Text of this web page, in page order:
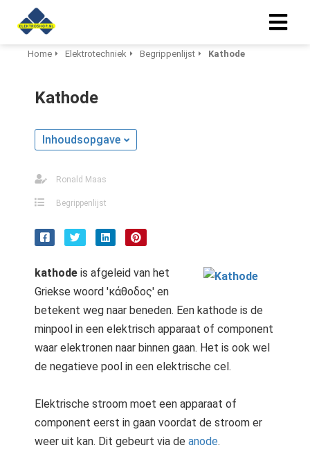
Home Elektrotechniek Begrippenlijst Kathode
Kathode
Inhoudsopgave
Ronald Maas
Begrippenlijst
kathode is afgeleid van het
Griekse woord 'κάθοδος' en
betekent weg naar beneden. Een kathode is de
minpool in een elektrisch apparaat of component
waar elektronen naar binnen gaan. Het is ook wel
de negatieve pool in een elektrische cel.
Elektrische stroom moet een apparaat of
component eerst in gaan voordat de stroom er
weer uit kan. Dit gebeurt via de anode.
gebruikt
kan de